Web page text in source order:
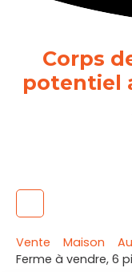
Corps
potentiel
Vente Maison
Ferme à vendre, 6